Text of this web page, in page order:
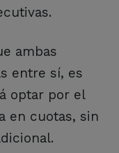
ambas
entre sí, es
optar por el
en cuotas, sin